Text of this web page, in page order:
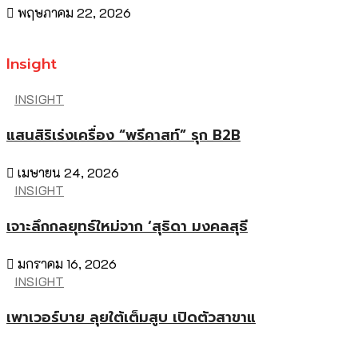
พฤษภาคม 22, 2026
Insight
INSIGHT
แสนสิริเร่งเครื่อง “พรีคาสท์” รุก B2B
เมษายน 24, 2026
INSIGHT
เจาะลึกกลยุทธ์ใหม่จาก ‘สุธิดา มงคลสุธี
มกราคม 16, 2026
INSIGHT
เพาเวอร์บาย ลุยใต้เต็มสูบ เปิดตัวสาขาแ